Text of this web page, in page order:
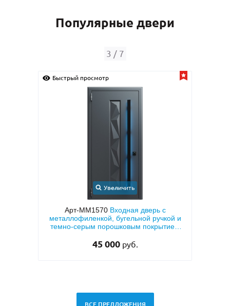
Популярные двери
4 / 7
Быстрый просмотр
Увеличить
Арт-ММ1573 Входная дверь с
металлофиленкой, бугельной ручкой и
темно-серым порошковым покрытием
45 000 руб.
ВСЕ ПРЕДЛОЖЕНИЯ